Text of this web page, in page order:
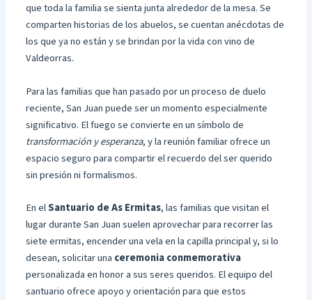
que toda la familia se sienta junta alrededor de la mesa. Se
comparten historias de los abuelos, se cuentan anécdotas de
los que ya no están y se brindan por la vida con vino de
Valdeorras.
Para las familias que han pasado por un proceso de duelo
reciente, San Juan puede ser un momento especialmente
significativo. El fuego se convierte en un símbolo de
transformación y esperanza, y la reunión familiar ofrece un
espacio seguro para compartir el recuerdo del ser querido
sin presión ni formalismos.
En elSantuario de As Ermitas, las familias que visitan el
lugar durante San Juan suelen aprovechar para recorrer las
siete ermitas, encender una vela en la capilla principal y, si lo
desean, solicitar una ceremonia conmemorativa
personalizada en honor a sus seres queridos. El equipo del
santuario ofrece apoyo y orientación para que estos